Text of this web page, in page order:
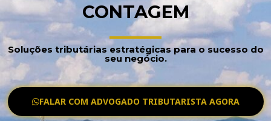
CONTAGEM
Soluções tributárias estratégicas para o sucesso do
seu negócio.
FALAR COM ADVOGADO TRIBUTARISTA AGORA